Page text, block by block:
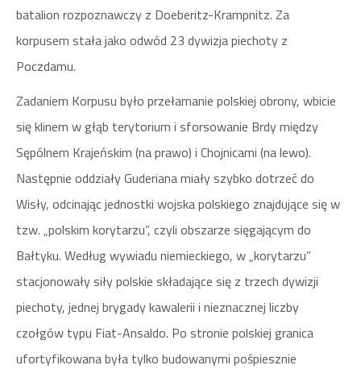
batalion rozpoznawczy z Doeberitz-Krampnitz. Za
korpusem stała jako odwód 23 dywizja piechoty z
Poczdamu.
Zadaniem Korpusu było przełamanie polskiej obrony, wbicie
się klinem w głąb terytorium i sforsowanie Brdy między
Sępólnem Krajeńskim (na prawo) i Chojnicami (na lewo).
Następnie oddziały Guderiana miały szybko dotrzeć do
Wisły, odcinając jednostki wojska polskiego znajdujące się w
tzw. „polskim korytarzu”, czyli obszarze sięgającym do
Bałtyku. Według wywiadu niemieckiego, w „korytarzu”
stacjonowały siły polskie składające się z trzech dywizji
piechoty, jednej brygady kawalerii i nieznacznej liczby
czołgów typu Fiat-Ansaldo. Po stronie polskiej granica
ufortyfikowana była tylko budowanymi pośpiesznie